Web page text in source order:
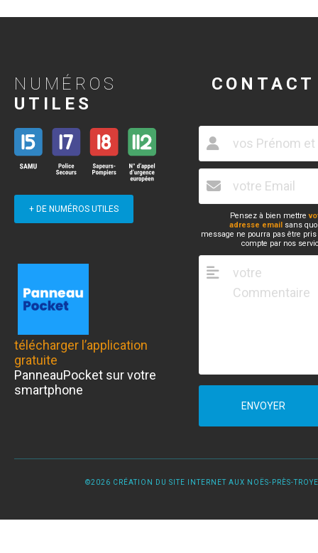
NUMÉROS
UTILES
+ DE NUMÉROS UTILES
télécharger l’application
gratuite
PanneauPocket sur votre
smartphone
CONTACT
Pensez à bien mettre
adresse email sans
message ne pourra pas être
compte par nos
ENVOYER
©2026 CRÉATION DU SITE INTERNET AUX NOËS-PRÈS-